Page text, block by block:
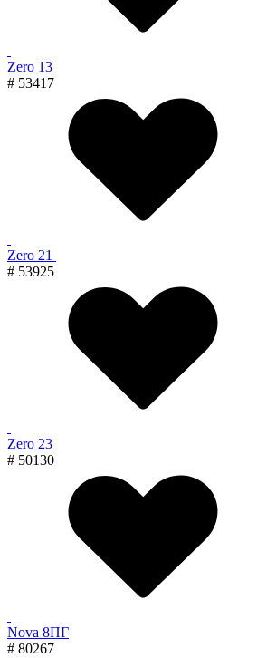
Zero 13
# 53417
Zero 21
# 53925
Zero 23
# 50130
Nova 8ПГ
# 80267